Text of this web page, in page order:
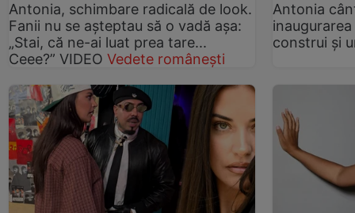
Antonia, schimbare radicală de look.
Fanii nu se așteptau să o vadă așa:
„Stai, că ne-ai luat prea tare...
Ceee?” VIDEO Vedete românești
Antonia
construi și